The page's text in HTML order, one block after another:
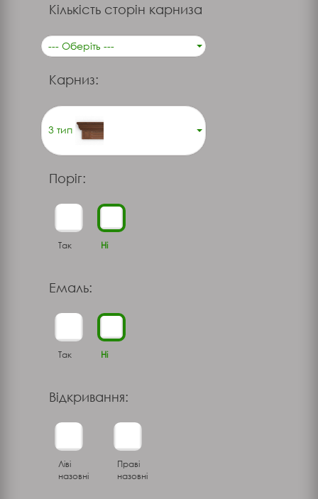
Кількість сторін карниза
--- Оберіть ---
Карниз:
3 тип
Поріг:
Так Ні
Емаль:
Так Ні
Відкривання:
Ліві
назовні
Праві
назовні